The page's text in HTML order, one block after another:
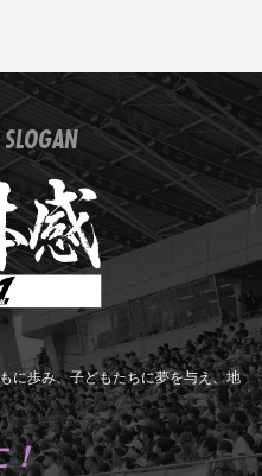
に歩み、子どもたちに夢を与え、地
！